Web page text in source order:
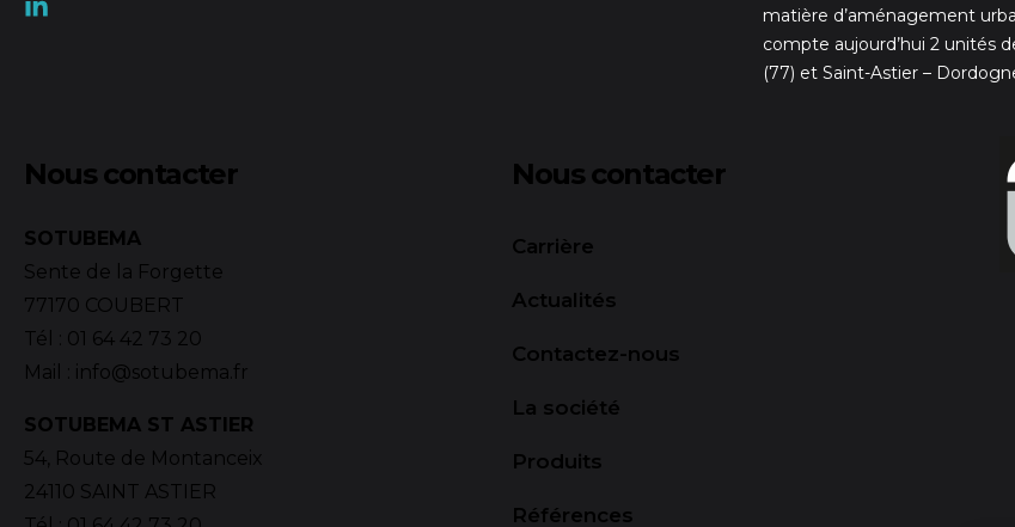
matière d’aménagement
compte aujourd’hui 2 unités
(77) et Saint-Astier –
Nous contacter
SOTUBEMA
Sente de la Forgette
77170 COUBERT
Tél : 01 64 42 73 20
Mail : info@sotubema.fr
SOTUBEMA ST ASTIER
54, Route de Montanceix
24110 SAINT ASTIER
Nous contacter
Carrière
Actualités
Contactez-nous
La société
Produits
Références